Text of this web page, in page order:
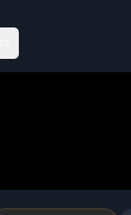
le monde avec des